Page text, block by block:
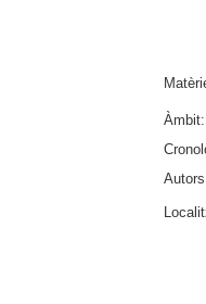
Àmbit: